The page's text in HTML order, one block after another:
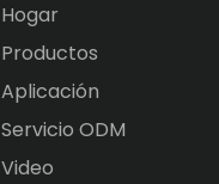
Hogar
Productos
Aplicación
Servicio ODM
Video